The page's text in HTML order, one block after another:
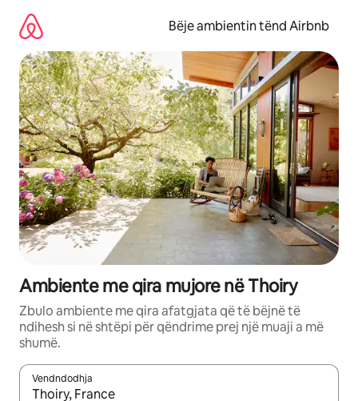
përmbajtja
Bëje ambientin tënd Airbnb
Ambiente me qira mujore në Thoiry
Zbulo ambiente me qira afatgjata që të bëjnë të
ndihesh si në shtëpi për qëndrime prej një muaji a më
shumë.
Vendndodhja
Kur rezultatet të jenë të disponueshme, lëviz me butonat e